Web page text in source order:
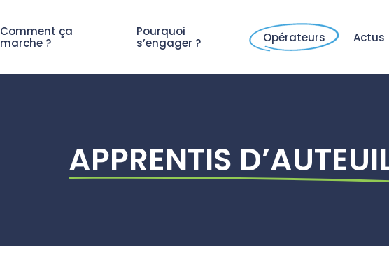
Comment ça
marche ?
Pourquoi
s’engager ?
Opérateurs Actus
APPRENTIS